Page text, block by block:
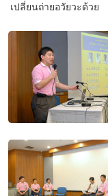
เปลี่ยนถ่ายอวัยวะด้วย